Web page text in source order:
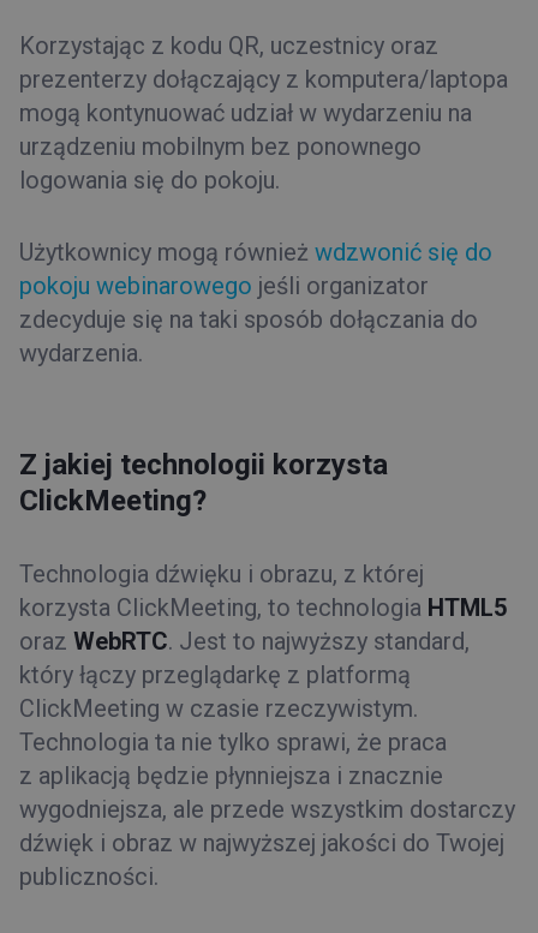
Korzystając z kodu QR, uczestnicy oraz
prezenterzy dołączający z komputera/laptopa
mogą kontynuować udział w wydarzeniu na
urządzeniu mobilnym bez ponownego
logowania się do pokoju.
Użytkownicy mogą również wdzwonić się do
pokoju webinarowego jeśli organizator
zdecyduje się na taki sposób dołączania do
wydarzenia.
Z jakiej technologii korzysta
ClickMeeting?
Technologia dźwięku i obrazu, z której
korzysta ClickMeeting, to technologia HTML5
oraz WebRTC. Jest to najwyższy standard,
który łączy przeglądarkę z platformą
ClickMeeting w czasie rzeczywistym.
Technologia ta nie tylko sprawi, że praca
z aplikacją będzie płynniejsza i znacznie
wygodniejsza, ale przede wszystkim dostarczy
dźwięk i obraz w najwyższej jakości do Twojej
publiczności.